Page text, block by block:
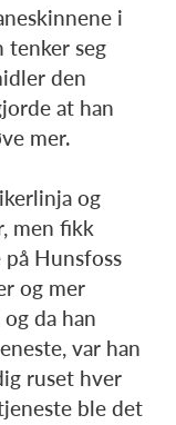
i
tenker seg
den
at han
mer.
og
men fikk
Hunsfoss
og mer
da han
var han
ruset hver
ble det